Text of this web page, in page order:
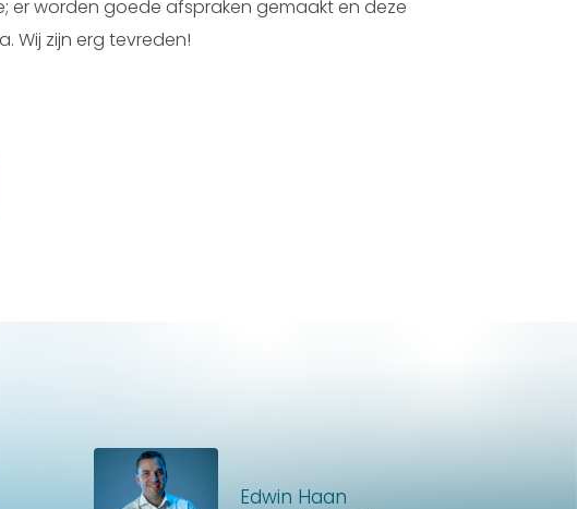
er worden goede afspraken gemaakt en deze
Wij zijn erg tevreden!
Edwin Haan